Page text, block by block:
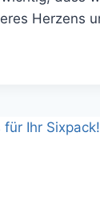
Herzens